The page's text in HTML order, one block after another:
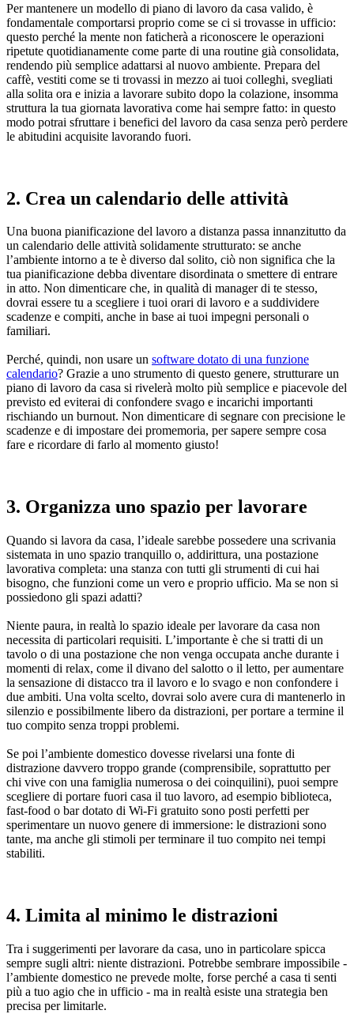
Per mantenere un modello di piano di lavoro da casa valido, è
fondamentale comportarsi proprio come se ci si trovasse in ufficio:
questo perché la mente non faticherà a riconoscere le operazioni
ripetute quotidianamente come parte di una routine già consolidata,
rendendo più semplice adattarsi al nuovo ambiente. Prepara del
caffè, vestiti come se ti trovassi in mezzo ai tuoi colleghi, svegliati
alla solita ora e inizia a lavorare subito dopo la colazione, insomma
struttura la tua giornata lavorativa come hai sempre fatto: in questo
modo potrai sfruttare i benefici del lavoro da casa senza però perdere
le abitudini acquisite lavorando fuori.
2. Crea un calendario delle attività
Una buona pianificazione del lavoro a distanza passa innanzitutto da
un calendario delle attività solidamente strutturato: se anche
l’ambiente intorno a te è diverso dal solito, ciò non significa che la
tua pianificazione debba diventare disordinata o smettere di entrare
in atto. Non dimenticare che, in qualità di manager di te stesso,
dovrai essere tu a scegliere i tuoi orari di lavoro e a suddividere
scadenze e compiti, anche in base ai tuoi impegni personali o
familiari.
Perché, quindi, non usare un software dotato di una funzione
calendario? Grazie a uno strumento di questo genere, strutturare un
piano di lavoro da casa si rivelerà molto più semplice e piacevole del
previsto ed eviterai di confondere svago e incarichi importanti
rischiando un burnout. Non dimenticare di segnare con precisione le
scadenze e di impostare dei promemoria, per sapere sempre cosa
fare e ricordare di farlo al momento giusto!
3. Organizza uno spazio per lavorare
Quando si lavora da casa, l’ideale sarebbe possedere una scrivania
sistemata in uno spazio tranquillo o, addirittura, una postazione
lavorativa completa: una stanza con tutti gli strumenti di cui hai
bisogno, che funzioni come un vero e proprio ufficio. Ma se non si
possiedono gli spazi adatti?
Niente paura, in realtà lo spazio ideale per lavorare da casa non
necessita di particolari requisiti. L’importante è che si tratti di un
tavolo o di una postazione che non venga occupata anche durante i
momenti di relax, come il divano del salotto o il letto, per aumentare
la sensazione di distacco tra il lavoro e lo svago e non confondere i
due ambiti. Una volta scelto, dovrai solo avere cura di mantenerlo in
silenzio e possibilmente libero da distrazioni, per portare a termine il
tuo compito senza troppi problemi.
Se poi l’ambiente domestico dovesse rivelarsi una fonte di
distrazione davvero troppo grande (comprensibile, soprattutto per
chi vive con una famiglia numerosa o dei coinquilini), puoi sempre
scegliere di portare fuori casa il tuo lavoro, ad esempio biblioteca,
fast-food o bar dotato di Wi-Fi gratuito sono posti perfetti per
sperimentare un nuovo genere di immersione: le distrazioni sono
tante, ma anche gli stimoli per terminare il tuo compito nei tempi
stabiliti.
4. Limita al minimo le distrazioni
Tra i suggerimenti per lavorare da casa, uno in particolare spicca
sempre sugli altri: niente distrazioni. Potrebbe sembrare impossibile -
l’ambiente domestico ne prevede molte, forse perché a casa ti senti
più a tuo agio che in ufficio - ma in realtà esiste una strategia ben
precisa per limitarle.